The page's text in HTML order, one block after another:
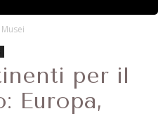
per il
Europa,